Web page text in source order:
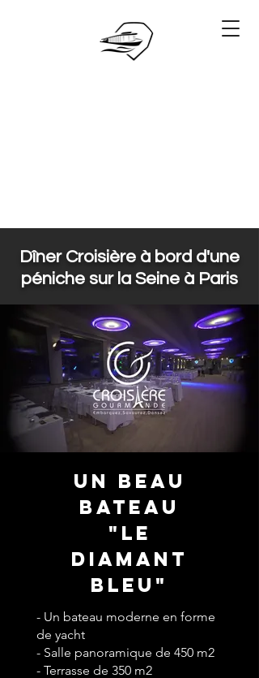
Dîner Croisière à bord d'une
péniche sur la Seine à Paris
UN BEAU
BATEAU
"LE
DIAMANT
BLEU"
- Un bateau moderne en forme
de yacht
- Salle panoramique de 450 m2
- Terrasse de 350 m2